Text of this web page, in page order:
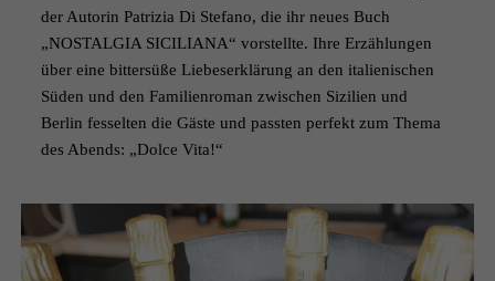
der Autorin Patrizia Di Stefano, die ihr neues Buch
„NOSTALGIA SICILIANA“ vorstellte. Ihre Erzählungen
über eine bittersüße Liebeserklärung an den italienischen
Süden und den Familienroman zwischen Sizilien und
Berlin fesselten die Gäste und passten perfekt zum Thema
des Abends: „Dolce Vita!“